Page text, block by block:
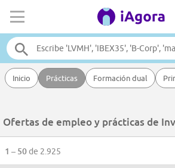
Inicio Prácticas Formación dual
Ofertas de empleo y prácticas de
1 – 50de 2.925